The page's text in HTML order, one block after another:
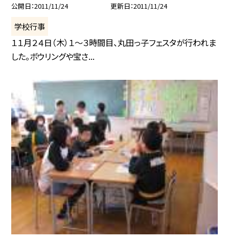
公開日 2011/11/24 更新日 2011/11/24
学校行事
１１月２４日（木）１〜３時間目、丸田っ子フェスタが行われま
した。ボウリングや宝さ...